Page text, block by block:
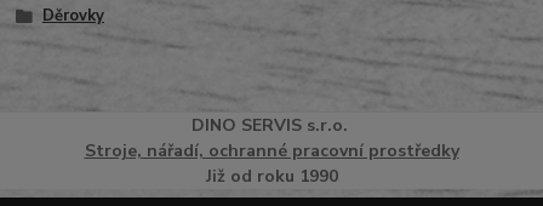
Děrovky
DINO SERVISs.r.o.
Stroje, nářadí, ochranné pracovní prostředky
Již od roku 1990